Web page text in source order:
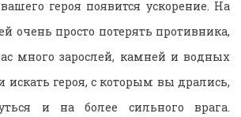
героя появится ускорение. На
очень просто потерять противника,
много зарослей, камней и водных
искать героя, с которым вы дрались,
и на более сильного врага.